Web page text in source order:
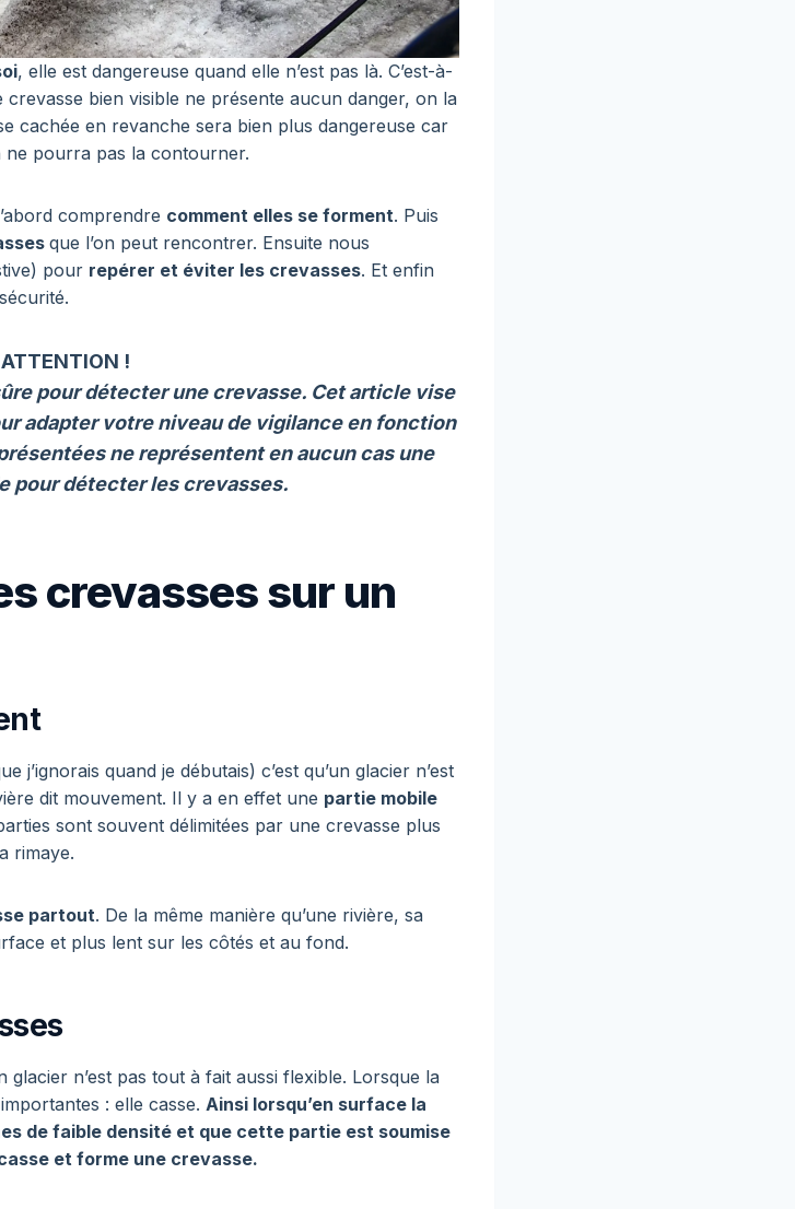
, elle est dangereuse quand elle n’est pas là. C’est-à-
bien visible ne présente aucun danger, on la
cachée en revanche sera bien plus dangereuse car
ne pourra pas la contourner.
comprendre comment elles se forment. Puis
que l’on peut rencontrer. Ensuite nous
pour repérer et éviter les crevasses. Et enfin
!
pour détecter une crevasse. Cet article vise
adapter votre niveau de vigilance en fonction
ne représentent en aucun cas une
pour détecter les crevasses.
crevasses sur un
j’ignorais quand je débutais) c’est qu’un glacier n’est
dit mouvement. Il y a en effet une partie mobile
sont souvent délimitées par une crevasse plus
rimaye.
partout. De la même manière qu’une rivière, sa
et plus lent sur les côtés et au fond.
n’est pas tout à fait aussi flexible. Lorsque la
: elle casse. Ainsi lorsqu’en surface la
de faible densité et que cette partie est soumise
et forme une crevasse.